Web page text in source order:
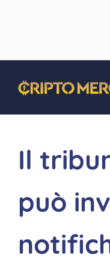
contenuto
Il
può